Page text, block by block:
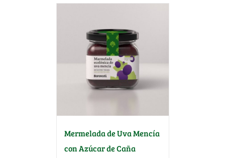
Mermelada de Uva Mencía
con Azúcar de Caña